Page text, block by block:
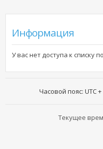
Информация
У вас нет доступа к списку
Часовой пояс: UTC
Текущее